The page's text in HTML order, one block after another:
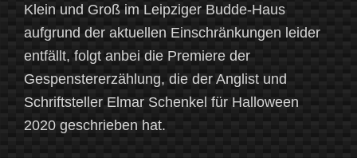
Klein und Groß im Leipziger Budde-Haus
aufgrund der aktuellen Einschränkungen leider
entfällt, folgt anbei die Premiere der
Gespenstererzählung, die der Anglist und
Schriftsteller Elmar Schenkel für Halloween
2020 geschrieben hat.